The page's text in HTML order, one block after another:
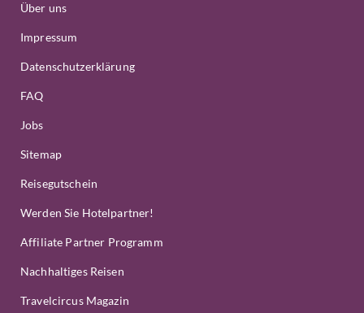
Über uns
Impressum
Datenschutzerklärung
FAQ
Jobs
Sitemap
Reisegutschein
Werden Sie Hotelpartner!
Affiliate Partner Programm
Nachhaltiges Reisen
Travelcircus Magazin